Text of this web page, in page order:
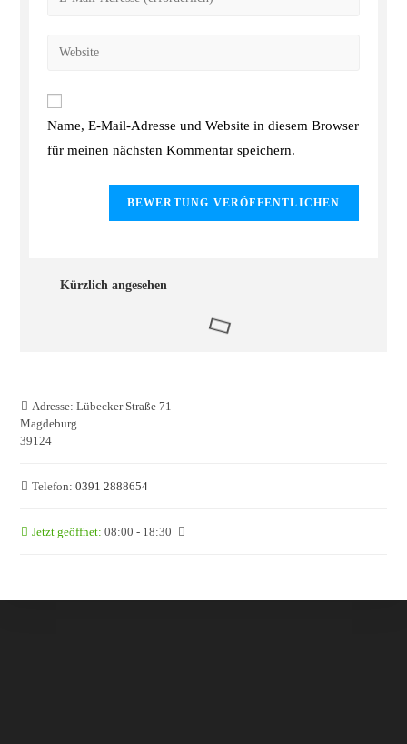
Name, E-Mail-Adresse und Website in diesem Browser
für meinen nächsten Kommentar speichern.
Kürzlich angesehen
Adresse: Lübecker Straße 71
Magdeburg
39124
Telefon: 0391 2888654
Jetzt geöffnet: 08:00 - 18:30